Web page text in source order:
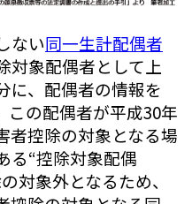
ない同一生計配偶者
対象配偶者として上
に、配偶者の情報を
この配偶者が平成30年
者控除の対象となる場
る“控除対象配偶
対象外となるため、